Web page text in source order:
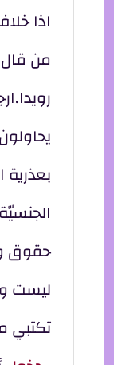
اذا
من
بعذرية
حقوق و
ليست
تكتبي